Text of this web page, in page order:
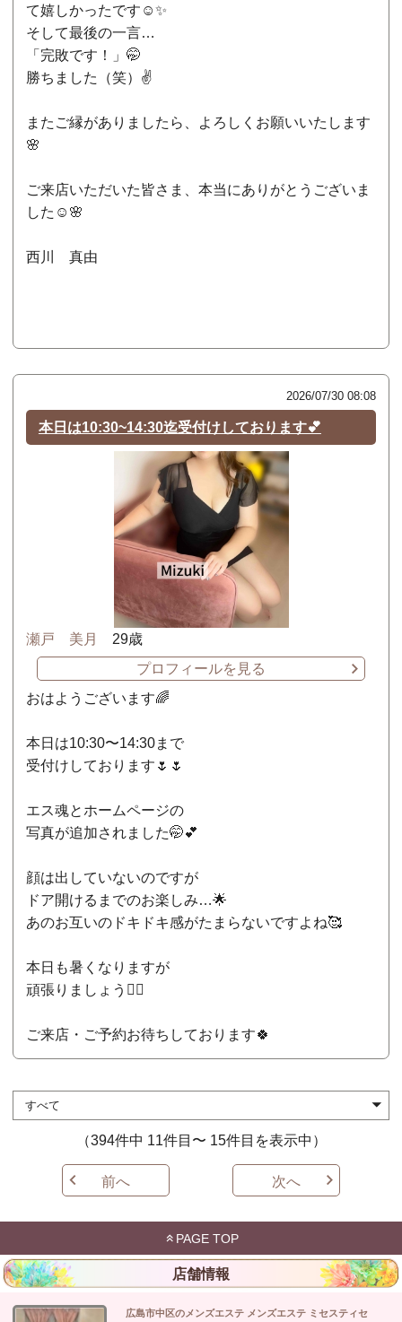
て嬉しかったです☺️✨
そして最後の一言…
「完敗です！」🤭
勝ちました（笑）✌️
またご縁がありましたら、よろしくお願いいたします
🌸
ご来店いただいた皆さま、本当にありがとうございま
した☺️🌸
西川 真由
2026/07/30 08:08
本日は10:30~14:30迄受付けしております💕
瀬戸 美月 29歳
プロフィールを見る
おはようございます🌈
本日は10:30〜14:30まで
受付けしております🌷🌷
エス魂とホームページの
写真が追加されました🤭💕
顔は出していないのですが
ドア開けるまでのお楽しみ…🌟
あのお互いのドキドキ感がたまらないですよね🥰
本日も暑くなりますが
頑張りましょう✊🏼
ご来店・ご予約お待ちしております🍀
（394件中 11件目〜 15件目を表示中）
前へ 次へ
PAGE TOP
店舗情報
広島市中区のメンズエステ メンズエステ ミセスティセ